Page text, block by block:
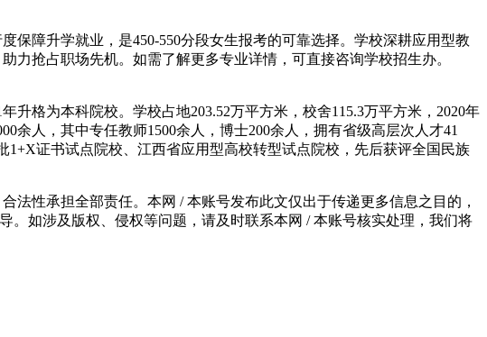
障升学就业，是450-550分段女生报考的可靠选择。学校深耕应用型教
抢占职场先机。如需了解更多专业详情，可直接咨询学校招生办。
格为本科院校。学校占地203.52万平方米，校舍115.3万平方米，2020年
余人，其中专任教师1500余人，博士200余人，拥有省级高层次人才41
证书试点院校、江西省应用型高校转型试点院校，先后获评全国民族
性承担全部责任。本网 / 本账号发布此文仅出于传递更多信息之目的，
如涉及版权、侵权等问题，请及时联系本网 / 本账号核实处理，我们将